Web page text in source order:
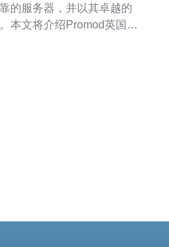
的服务器，并以其卓越的
本文将介绍Promod英国服
内存，以保证服务器的高